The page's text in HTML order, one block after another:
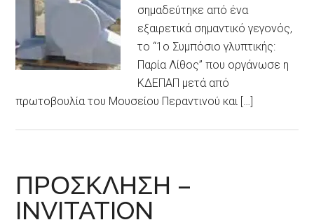
σημαδεύτηκε από ένα
εξαιρετικά σημαντικό γεγονός,
το “1ο Συμπόσιο γλυπτικής:
Παρία Λίθος” που οργάνωσε η
ΚΔΕΠΑΠ μετά από
πρωτοβουλία του Μουσείου Περαντινού και […]
ΠΡΟΣΚΛΗΣΗ –
INVITATION